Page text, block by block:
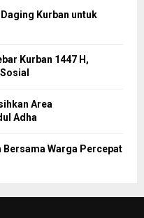
Kurban untuk
Kurban 1447 H,
Area
Adha
Bersama Warga Percepat